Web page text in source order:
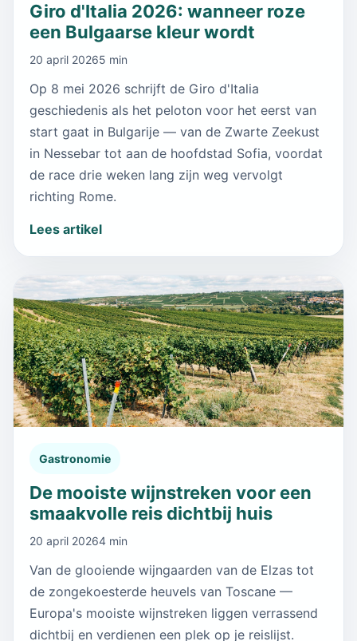
Giro d'Italia 2026: wanneer roze
een Bulgaarse kleur wordt
20 april 20265 min
Op 8 mei 2026 schrijft de Giro d'Italia
geschiedenis als het peloton voor het eerst van
start gaat in Bulgarije — van de Zwarte Zeekust
in Nessebar tot aan de hoofdstad Sofia, voordat
de race drie weken lang zijn weg vervolgt
richting Rome.
Lees artikel
Gastronomie
De mooiste wijnstreken voor een
smaakvolle reis dichtbij huis
20 april 20264 min
Van de glooiende wijngaarden van de Elzas tot
de zongekoesterde heuvels van Toscane —
Europa's mooiste wijnstreken liggen verrassend
dichtbij en verdienen een plek op je reislijst.